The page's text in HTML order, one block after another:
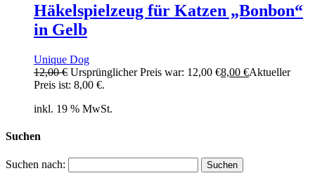
Häkelspielzeug für Katzen „Bonbon“
in Gelb
Unique Dog
12,00€ Ursprünglicher Preis war: 12,00 €8,00 €Aktueller
Preis ist: 8,00 €.
inkl. 19 % MwSt.
Suchen
Suchen nach: